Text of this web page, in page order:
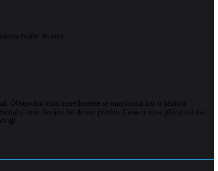
boabe de orez.
Observând cum ingredientele se transformă într-o băutură
și unic fiecărui lot de suc produs. Ceea ce mi-a plăcut cel mai